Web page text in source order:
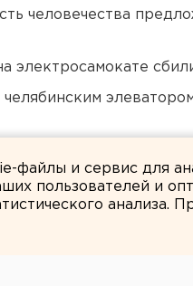
человечества
электросамокате
челябинским
файлы и сервис для
пользователей и
анализа.